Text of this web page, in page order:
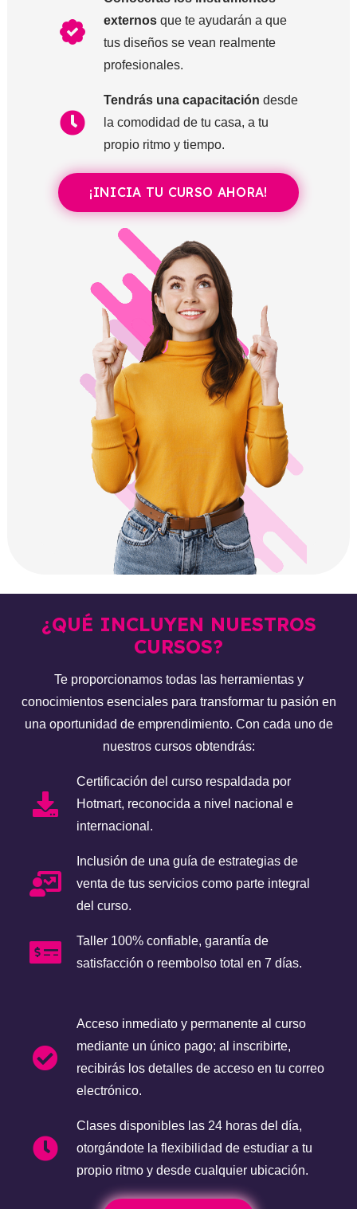
externosque te ayudarán a que
tus diseños se vean realmente
profesionales.
Tendrás una capacitación desde
la comodidad de tu casa, a tu
propio ritmo y tiempo.
¡INICIA TU CURSO AHORA!
¿QUÉ INCLUYEN NUESTROS
CURSOS?
Te proporcionamos todas las herramientas y
conocimientos esenciales para transformar tu pasión en
una oportunidad de emprendimiento. Con cada uno de
nuestros cursos obtendrás:
Certificación del curso respaldada por
Hotmart, reconocida a nivel nacional e
internacional.
Inclusión de una guía de estrategias de
venta de tus servicios como parte integral
del curso.
Taller 100% confiable, garantía de
satisfacción o reembolso total en 7 días.
Acceso inmediato y permanente al curso
mediante un único pago; al inscribirte,
recibirás los detalles de acceso en tu correo
electrónico.
Clases disponibles las 24 horas del día,
otorgándote la flexibilidad de estudiar a tu
propio ritmo y desde cualquier ubicación.